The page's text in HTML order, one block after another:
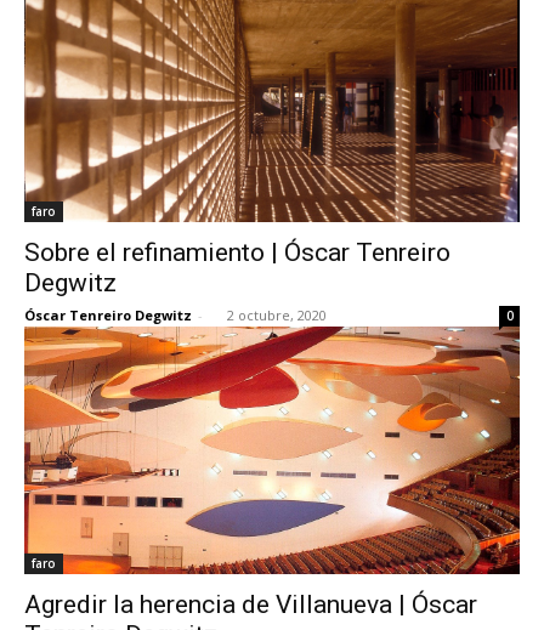
faro
Sobre el refinamiento | Óscar Tenreiro
Degwitz
Óscar Tenreiro Degwitz - 2 octubre, 2020 0
faro
Agredir la herencia de Villanueva | Óscar